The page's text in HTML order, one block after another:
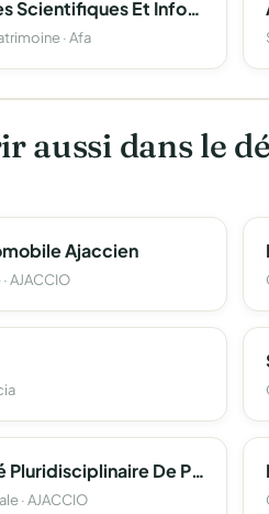
Comite D'etudes Scientifiques Et Informatiques De La Toponymie Corse (Cesit-Corsica)
· Afa
aussi dans le
Ajaccien
AJACCIO
Maison De Santé Pluridisciplinaire De Pietrosella
· AJACCIO